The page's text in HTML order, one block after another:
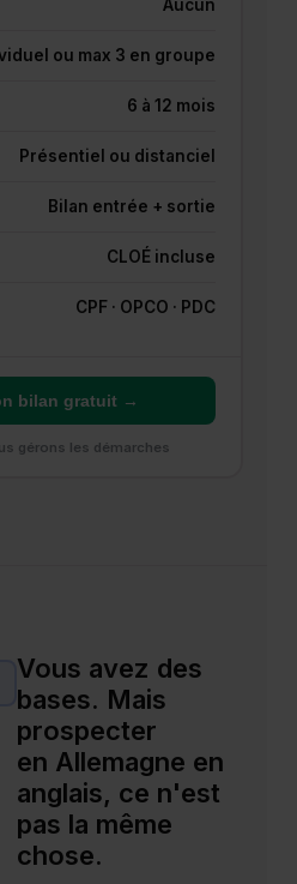
Aucun
ou max 3 en groupe
6 à 12 mois
Présentiel ou distanciel
Bilan entrée + sortie
CLOÉ incluse
CPF · OPCO · PDC
bilan gratuit →
gérons les démarches
Vous avez des
bases. Mais
prospecter
en Allemagne en
anglais, ce n'est
pas la même
chose.